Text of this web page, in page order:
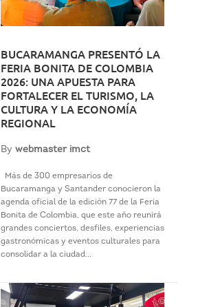
BUCARAMANGA PRESENTÓ LA
FERIA BONITA DE COLOMBIA
2026: UNA APUESTA PARA
FORTALECER EL TURISMO, LA
CULTURA Y LA ECONOMÍA
REGIONAL
By webmaster imct
Más de 300 empresarios de
Bucaramanga y Santander conocieron la
agenda oficial de la edición 77 de la Feria
Bonita de Colombia, que este año reunirá
grandes conciertos, desfiles, experiencias
gastronómicas y eventos culturales para
consolidar a la ciudad...